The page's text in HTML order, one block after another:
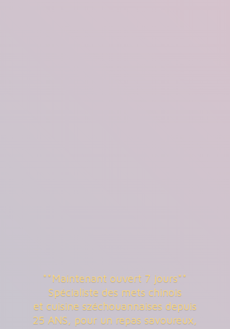
**Maintenant ouvert 7 jours**
Spécialiste des mets chinois
et cuisine széchouannaises depuis
25 ANS, pour un repas savoureux,